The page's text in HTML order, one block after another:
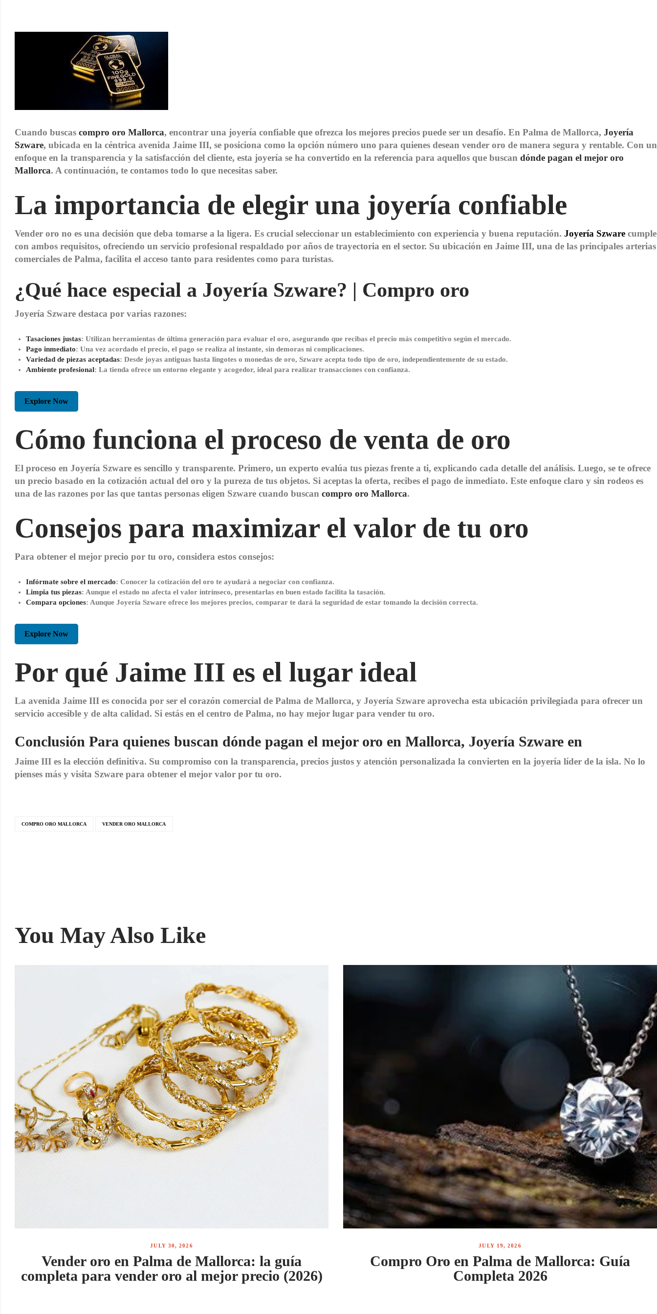
Cuando buscas compro oro Mallorca, encontrar una joyería confiable que ofrezca los mejores precios puede ser un desafío. En Palma de Mallorca, Joyería
Szware, ubicada en la céntrica avenida Jaime III, se posiciona como la opción número uno para quienes desean vender oro de manera segura y rentable. Con un
enfoque en la transparencia y la satisfacción del cliente, esta joyería se ha convertido en la referencia para aquellos que buscan dónde pagan el mejor oro
Mallorca. A continuación, te contamos todo lo que necesitas saber.
La importancia de elegir una joyería confiable
Vender oro no es una decisión que deba tomarse a la ligera. Es crucial seleccionar un establecimiento con experiencia y buena reputación. Joyería Szware cumple
con ambos requisitos, ofreciendo un servicio profesional respaldado por años de trayectoria en el sector. Su ubicación en Jaime III, una de las principales arterias
comerciales de Palma, facilita el acceso tanto para residentes como para turistas.
¿Qué hace especial a Joyería Szware? | Compro oro
Joyería Szware destaca por varias razones:
Tasaciones justas: Utilizan herramientas de última generación para evaluar el oro, asegurando que recibas el precio más competitivo según el mercado.
Pago inmediato: Una vez acordado el precio, el pago se realiza al instante, sin demoras ni complicaciones.
Variedad de piezas aceptadas: Desde joyas antiguas hasta lingotes o monedas de oro, Szware acepta todo tipo de oro, independientemente de su estado.
Ambiente profesional: La tienda ofrece un entorno elegante y acogedor, ideal para realizar transacciones con confianza.
Explore Now
Cómo funciona el proceso de venta de oro
El proceso en Joyería Szware es sencillo y transparente. Primero, un experto evalúa tus piezas frente a ti, explicando cada detalle del análisis. Luego, se te ofrece
un precio basado en la cotización actual del oro y la pureza de tus objetos. Si aceptas la oferta, recibes el pago de inmediato. Este enfoque claro y sin rodeos es
una de las razones por las que tantas personas eligen Szware cuando buscan compro oro Mallorca.
Consejos para maximizar el valor de tu oro
Para obtener el mejor precio por tu oro, considera estos consejos:
Infórmate sobre el mercado: Conocer la cotización del oro te ayudará a negociar con confianza.
Limpia tus piezas: Aunque el estado no afecta el valor intrínseco, presentarlas en buen estado facilita la tasación.
Compara opciones: Aunque Joyería Szware ofrece los mejores precios, comparar te dará la seguridad de estar tomando la decisión correcta.
Explore Now
Por qué Jaime III es el lugar ideal
La avenida Jaime III es conocida por ser el corazón comercial de Palma de Mallorca, y Joyería Szware aprovecha esta ubicación privilegiada para ofrecer un
servicio accesible y de alta calidad. Si estás en el centro de Palma, no hay mejor lugar para vender tu oro.
Conclusión Para quienes buscan dónde pagan el mejor oro en Mallorca, Joyería Szware en
Jaime III es la elección definitiva. Su compromiso con la transparencia, precios justos y atención personalizada la convierten en la joyería líder de la isla. No lo
pienses más y visita Szware para obtener el mejor valor por tu oro.
COMPRO ORO MALLORCA VENDER ORO MALLORCA
You May Also Like
JULY 30, 2026
Vender oro en Palma de Mallorca: la guía
completa para vender oro al mejor precio (2026)
JULY 19, 2026
Compro Oro en Palma de Mallorca: Guía
Completa 2026